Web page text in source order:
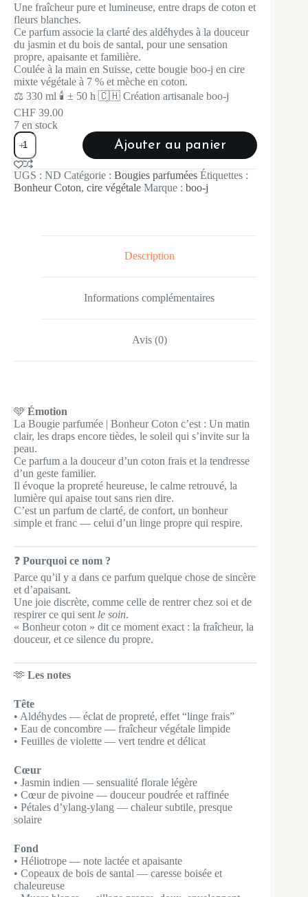
Une fraîcheur pure et lumineuse, entre draps de coton et
fleurs blanches.
Ce parfum associe la clarté des aldéhydes à la douceur
du jasmin et du bois de santal, pour une sensation
propre, apaisante et familière.
Coulée à la main en Suisse, cette bougie boo-j en cire
mixte végétale à 7 % et mèche en coton.
⚖️ 330 ml 🕯️ ± 50 h 🇨🇭 Création artisanale boo-j
CHF 39.00
7 en stock
quantité
de
Bougie
parfumée
|
Bonheur
Ajouter au panier
A
l
t
UGS : ND Catégorie : Bougies parfumées Étiquettes :
Bonheur Coton, cire végétale Marque : boo-j
Description
Informations complémentaires
Avis (0)
🩵 Émotion
La Bougie parfumée | Bonheur Coton c’est : Un matin
clair, les draps encore tièdes, le soleil qui s’invite sur la
peau.
Ce parfum a la douceur d’un coton frais et la tendresse
d’un geste familier.
Il évoque la propreté heureuse, le calme retrouvé, la
lumière qui apaise tout sans rien dire.
C’est un parfum de clarté, de confort, un bonheur
simple et franc — celui d’un linge propre qui respire.
❓ Pourquoi ce nom ?
Parce qu’il y a dans ce parfum quelque chose de sincère
et d’apaisant.
Une joie discrète, comme celle de rentrer chez soi et de
respirer ce qui sent le soin.
« Bonheur coton » dit ce moment exact : la fraîcheur, la
douceur, et ce silence du propre.
🫶 Les notes
Tête
• Aldéhydes — éclat de propreté, effet “linge frais”
• Eau de concombre — fraîcheur végétale limpide
• Feuilles de violette — vert tendre et délicat
Cœur
• Jasmin indien — sensualité florale légère
• Cœur de pivoine — douceur poudrée et raffinée
• Pétales d’ylang-ylang — chaleur subtile, presque
solaire
Fond
• Héliotrope — note lactée et apaisante
• Copeaux de bois de santal — caresse boisée et
chaleureuse